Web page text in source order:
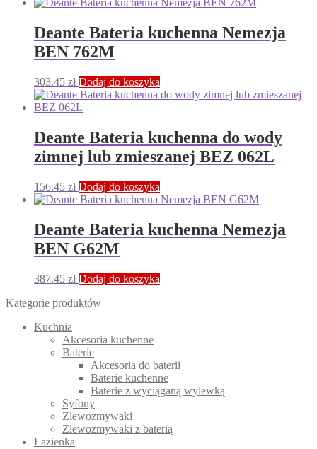
Deante Bateria kuchenna Nemezja
BEN 762M
303.45 zł Dodaj do koszyka
Deante Bateria kuchenna do wody
zimnej lub zmieszanej BEZ 062L
156.45 zł Dodaj do koszyka
Deante Bateria kuchenna Nemezja
BEN G62M
387.45 zł Dodaj do koszyka
Kategorie produktów
Kuchnia
Akcesoria kuchenne
Baterie
Akcesoria do baterii
Baterie kuchenne
Baterie z wyciąganą wylewką
Syfony
Zlewozmywaki
Zlewozmywaki z baterią
Łazienka